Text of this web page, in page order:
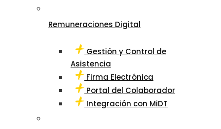
Remuneraciones Digital
Gestión y Control de
Asistencia
Firma Electrónica
Portal del Colaborador
Integración con MiDT